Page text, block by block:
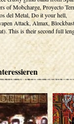
of Mobcharge, Proyecto
del Metal, Do it your hell,
Attack, Almax,
This is their second full